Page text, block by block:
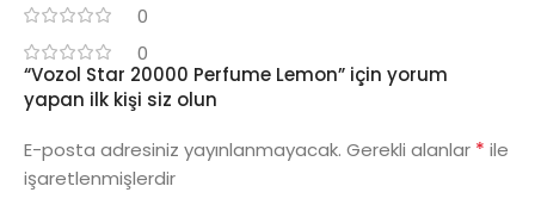
0
0
“Vozol Star 20000 Perfume Lemon” için yorum
yapan ilk kişi siz olun
E-posta adresiniz yayınlanmayacak. Gerekli alanlar * ile
işaretlenmişlerdir